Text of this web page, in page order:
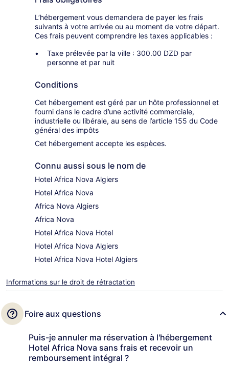
L’hébergement vous demandera de payer les frais
suivants à votre arrivée ou au moment de votre départ.
Ces frais peuvent comprendre les taxes applicables :
Taxe prélevée par la ville : 300.00 DZD par
personne et par nuit
Conditions
Cet hébergement est géré par un hôte professionnel et
fourni dans le cadre d’une activité commerciale,
industrielle ou libérale, au sens de l’article 155 du Code
général des impôts
Cet hébergement accepte les espèces.
Connu aussi sous le nom de
Hotel Africa Nova Algiers
Hotel Africa Nova
Africa Nova Algiers
Africa Nova
Hotel Africa Nova Hotel
Hotel Africa Nova Algiers
Hotel Africa Nova Hotel Algiers
Informations sur le droit de rétractation
Foire aux questions
Puis-je annuler ma réservation à l'hébergement
Hotel Africa Nova sans frais et recevoir un
remboursement intégral ?